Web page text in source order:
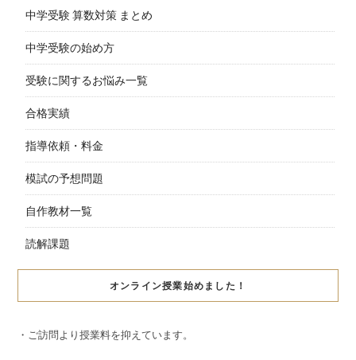
中学受験 算数対策 まとめ
中学受験の始め方
受験に関するお悩み一覧
合格実績
指導依頼・料金
模試の予想問題
自作教材一覧
読解課題
オンライン授業始めました！
・ご訪問より授業料を抑えています。